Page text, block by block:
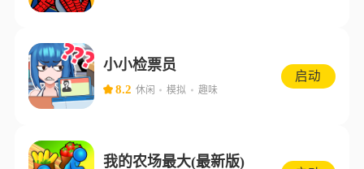
小小检票员
8.2 休闲 模拟 趣味
启动
我的农场最大(最新版)